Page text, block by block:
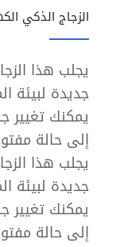
الزجاج الذكي
يجلب هذا
جديدة لبيئة
يمكنك تغيير
إلى حالة
يجلب هذا
جديدة لبيئة
يمكنك تغيير
إلى حالة